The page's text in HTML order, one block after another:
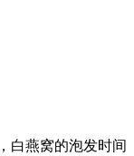
白燕窝的泡发时间